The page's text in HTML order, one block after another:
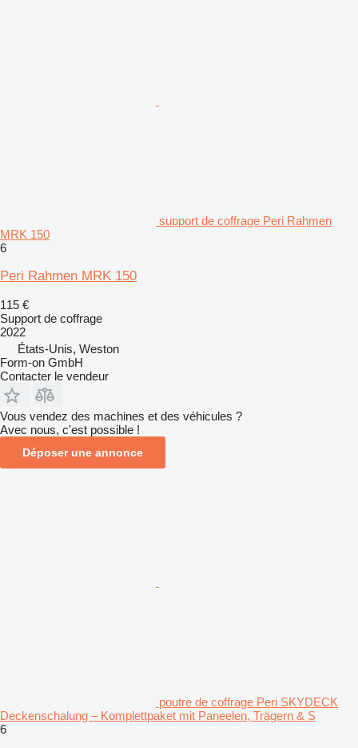
support de coffrage Peri Rahmen
MRK 150
6
Peri Rahmen MRK 150
115 €
Support de coffrage
2022
États-Unis, Weston
Form-on GmbH
Contacter le vendeur
Vous vendez des machines et des véhicules ?
Avec nous, c'est possible !
Déposer une annonce
poutre de coffrage Peri SKYDECK
Deckenschalung – Komplettpaket mit Paneelen, Trägern & S
6